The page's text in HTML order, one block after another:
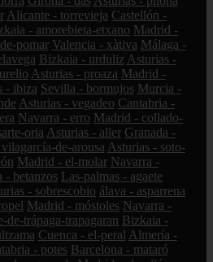
Alicante - torrevieja Castellón -
- amorebieta-etxano Madrid -
pomar Valencia - xàtiva Málaga -
Bizkaia - urduliz Asturias -
Asturias - proaza Madrid -
- ibiza Sevilla - bormujos Murcia -
Asturias - vegadeo Cantabria -
Navarra - erro Madrid - collado-
oria Asturias - aller Granada -
de-arousa Asturias - soto-
Madrid - el-molar Navarra -
- betanzos Las-palmas - agaete
- sobrescobio álava - asparrena
Madrid - móstoles Navarra -
de-trápaga-trapagaran Bizkaia -
Cuenca - el-peral Almería -
- potes Barcelona - mataró